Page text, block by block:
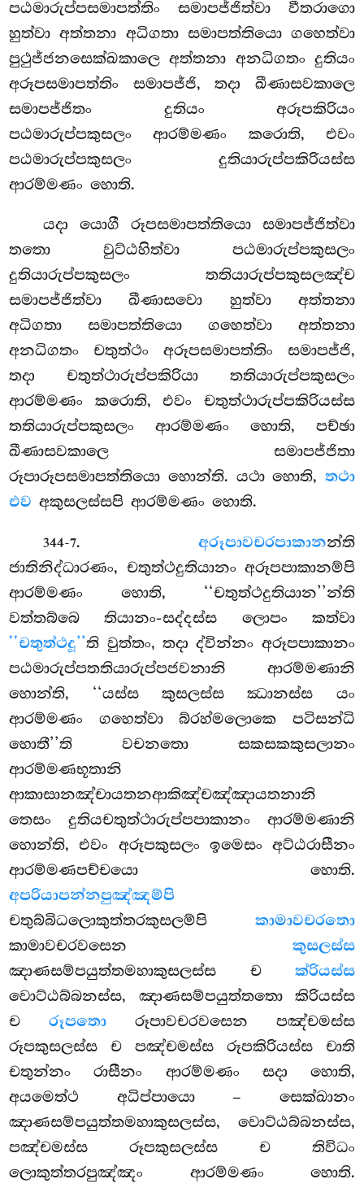
පඨමාරුප්පසමාපත්තිං සමාපජ්ජිත්වා වීතරාගො
හුත්වා අත්තනා අධිගතා සමාපත්තියො ගහෙත්වා
පුථුජ්ජනසෙක්ඛකාලෙ අත්තනා අනධිගතං දුතියං
අරූපසමාපත්තිං සමාපජ්ජි, තදා ඛීණාසවකාලෙ
සමාපජ්ජිතං දුතියං අරූපකිරියං
පඨමාරුප්පකුසලං ආරම්මණං කරොති, එවං
පඨමාරුප්පකුසලං දුතියාරුප්පකිරියස්ස
ආරම්මණං හොති.
යදා යොගී රූපසමාපත්තියො සමාපජ්ජිත්වා
තතො වුට්ඨහිත්වා පඨමාරුප්පකුසලං
දුතියාරුප්පකුසලං තතියාරුප්පකුසලඤ්ච
සමාපජ්ජිත්වා ඛීණාසවො හුත්වා අත්තනා
අධිගතා සමාපත්තියො ගහෙත්වා අත්තනා
අනධිගතං චතුත්ථං අරූපසමාපත්තිං සමාපජ්ජි,
තදා චතුත්ථාරුප්පකිරියා තතියාරුප්පකුසලං
ආරම්මණං කරොති, එවං චතුත්ථාරුප්පකිරියස්ස
තතියාරුප්පකුසලං ආරම්මණං හොති, පච්ඡා
ඛීණාසවකාලෙ සමාපජ්ජිතා
රූපාරූපසමාපත්තියො හොන්ති. යථා හොති, තථා
එව අකුසලස්සපි ආරම්මණං හොති.
344-7. අරූපාවචරපාකානන්ති
ජාතිනිද්ධාරණං, චතුත්ථදුතියානං අරූපපාකානම්පි
ආරම්මණං හොති, ‘‘චතුත්ථදුතියාන’’න්ති
වත්තබ්බෙ තියානං-සද්දස්ස ලොපං කත්වා
‘‘චතුත්ථදූ’’ති වුත්තං, තදා ද්වින්නං අරූපපාකානං
පඨමාරුප්පතතියාරුප්පජවනානි ආරම්මණානි
හොන්ති, ‘‘යස්ස කුසලස්ස ඣානස්ස යං
ආරම්මණං ගහෙත්වා බ්රහ්මලොකෙ පටිසන්ධි
හොතී’’ති වචනතො සකසකකුසලානං
ආරම්මණභූතානි
ආකාසානඤ්චායතනආකිඤ්චඤ්ඤායතනානි
තෙසං දුතියචතුත්ථාරුප්පපාකානං ආරම්මණානි
හොන්ති, එවං අරූපකුසලං ඉමෙසං අට්ඨරාසීනං
ආරම්මණපච්චයො හොති.
අපරියාපන්නපුඤ්ඤම්පි
චතුබ්බිධලොකුත්තරකුසලම්පි කාමාවචරතො
කාමාවචරවසෙන කුසලස්ස
ඤාණසම්පයුත්තමහාකුසලස්ස ච ක්රියස්ස
වොට්ඨබ්බනස්ස, ඤාණසම්පයුත්තතො කිරියස්ස
චරූපතො රූපාවචරවසෙන පඤ්චමස්ස
රූපකුසලස්ස ච පඤ්චමස්ස රූපකිරියස්ස චාති
චතුන්නං රාසීනං ආරම්මණං සදා හොති,
අයමෙත්ථ අධිප්පායො – සෙක්ඛානං
ඤාණසම්පයුත්තමහාකුසලස්ස, වොට්ඨබ්බනස්ස,
පඤ්චමස්ස රූපකුසලස්ස ච තිවිධං
ලොකුත්තරපුඤ්ඤං ආරම්මණං හොති.